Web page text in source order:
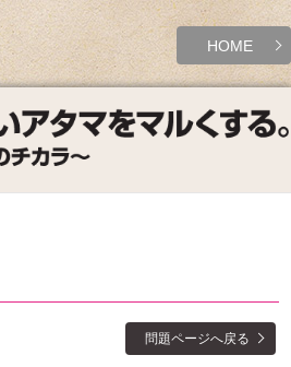
HOME
問題ページへ戻る